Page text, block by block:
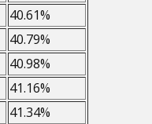
40.61%
40.79%
40.98%
41.16%
41.34%